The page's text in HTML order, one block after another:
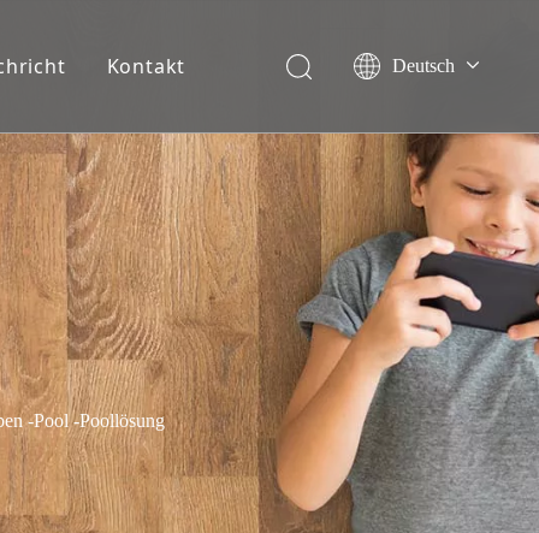
Kontakt Deutsch
Français
Español
Italiano
Nederlands
-Pool -Poollösung